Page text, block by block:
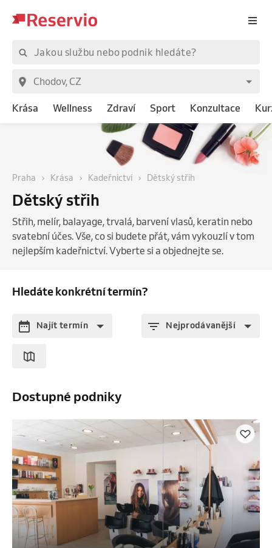
Krása Wellness Zdraví Sport Konzultace
Praha Krása Kadeřnictví Dětský střih
Dětský střih
Střih, melír, balayage, trvalá, barvení vlasů, keratin nebo
svatební účes. Vše, co si budete přát, vám vykouzlí v tom
nejlepším kadeřnictví. Vyberte si a objednejte se.
Hledáte konkrétní termín?
Najít termín Nejprodávanější
Dostupné podniky